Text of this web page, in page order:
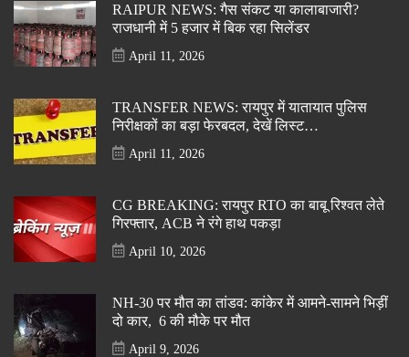
RAIPUR NEWS: गैस संकट या कालाबाजारी?
राजधानी में 5 हजार में बिक रहा सिलेंडर
April 11, 2026
TRANSFER NEWS: रायपुर में यातायात पुलिस
निरीक्षकों का बड़ा फेरबदल, देखें लिस्ट…
April 11, 2026
CG BREAKING: रायपुर RTO का बाबू रिश्वत लेते
गिरफ्तार, ACB ने रंगे हाथ पकड़ा
April 10, 2026
NH-30 पर मौत का तांडव: कांकेर में आमने-सामने भिड़ीं
दो कार, 6 की मौके पर मौत
April 9, 2026